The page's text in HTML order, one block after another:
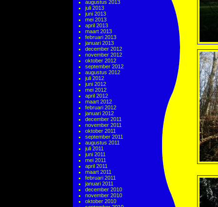
augustus 2013
juli 2013
juni 2013
mei 2013
april 2013
maart 2013
februari 2013
januari 2013
december 2012
november 2012
oktober 2012
september 2012
augustus 2012
juli 2012
juni 2012
mei 2012
april 2012
maart 2012
februari 2012
januari 2012
december 2011
november 2011
oktober 2011
september 2011
augustus 2011
juli 2011
juni 2011
mei 2011
april 2011
maart 2011
februari 2011
januari 2011
december 2010
november 2010
oktober 2010